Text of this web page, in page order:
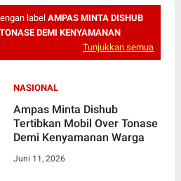
label AMPAS MINTA DISHUB
DEMI KENYAMANAN
Tunjukkan semua
NASIONAL
Ampas Minta Dishub
Tertibkan Mobil Over Tonase
Demi Kenyamanan Warga
Juni 11, 2026